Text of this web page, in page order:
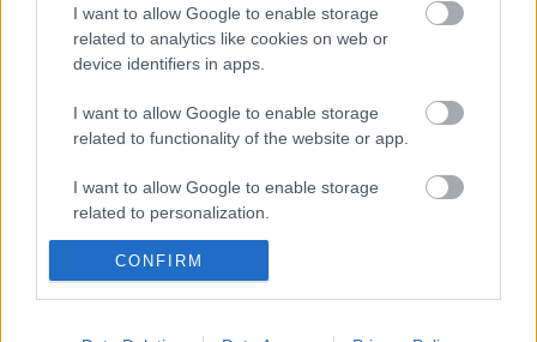
I want to allow Google to enable storage
related to analytics like cookies on web or
device identifiers in apps.
I want to allow Google to enable storage
related to functionality of the website or app.
I want to allow Google to enable storage
related to personalization.
I want to allow Google to enable storage
related to security, including authentication
user protection.
CONFIRM
Támogatók: Bp.XVIII. Pestszentlőrinc-Pestszentimre
Önkormányzata
Fővárosi Közgyűlés Kulturális Bizottsága
Casa Culturala a Studentilor - Cluj Napoca
Ajánlott bejegyzések: